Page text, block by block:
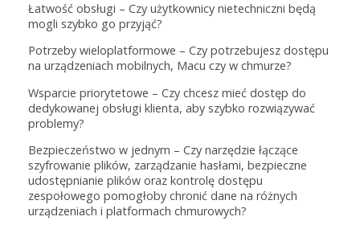
Łatwość obsługi – Czy użytkownicy nietechniczni będą
mogli szybko go przyjąć?
Potrzeby wieloplatformowe – Czy potrzebujesz dostępu
na urządzeniach mobilnych, Macu czy w chmurze?
Wsparcie priorytetowe – Czy chcesz mieć dostęp do
dedykowanej obsługi klienta, aby szybko rozwiązywać
problemy?
Bezpieczeństwo w jednym – Czy narzędzie łączące
szyfrowanie plików, zarządzanie hasłami, bezpieczne
udostępnianie plików oraz kontrolę dostępu
zespołowego pomogłoby chronić dane na różnych
urządzeniach i platformach chmurowych?